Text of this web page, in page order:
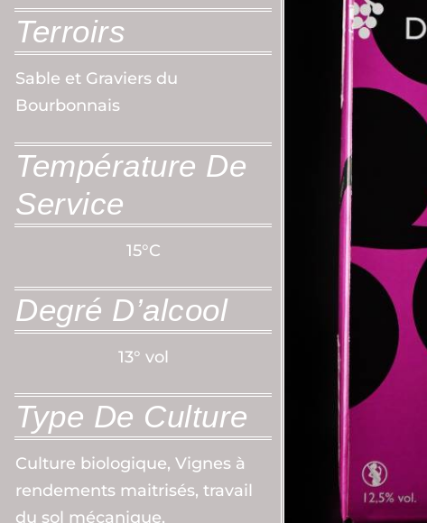
Terroirs
Sable et Graviers du
Bourbonnais
Température De
Service
15°C
Degré D’alcool
13° vol
Type De Culture
Culture biologique, Vignes à
rendements maitrisés, travail
du sol mécanique,